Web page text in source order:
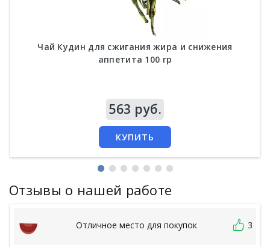
Чай Кудин для сжигания жира и снижения
аппетита 100 гр
563 руб.
КУПИТЬ
Отзывы о нашей работе
Отличное место для покупок 3